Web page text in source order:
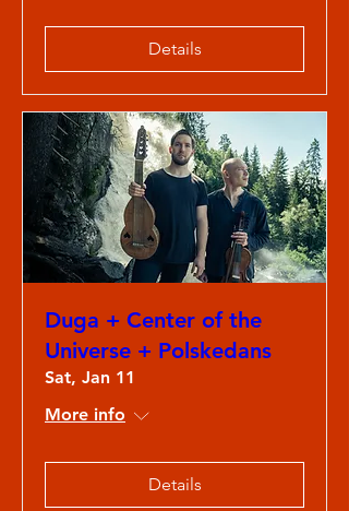
Details
Duga + Center of the
Universe + Polskedans
Sat, Jan 11
More info
Details